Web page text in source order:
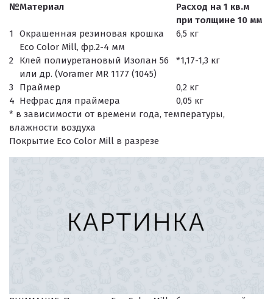
№Материал
Расход на 1 кв.м
при толщине 10 мм
1
Окрашенная резиновая крошка
Eco Color Mill, фр.2-4 мм
6,5 кг
2
Клей полиуретановый Изолан 56
или др. (Voramer MR 1177 (1045)
*1,17-1,3 кг
3 Праймер
0,2 кг
4 Нефрас для праймера
0,05 кг
* в зависимости от времени года, температуры,
влажности воздуха
Покрытие Eco Color Mill в разрезе